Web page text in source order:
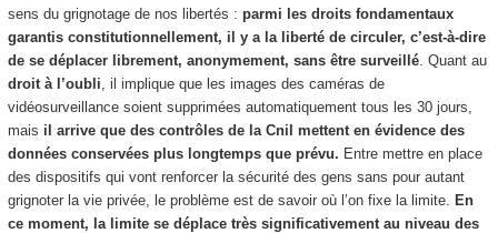
sens du grignotage de nos libertés : parmi les droits fondamentaux
garantis constitutionnellement, il y a la liberté de circuler, c’est-à-dire
de se déplacer librement, anonymement, sans être surveillé. Quant au
droit à l’oubli , il implique que les images des caméras de
vidéosurveillance soient supprimées automatiquement tous les 30 jours,
mais il arrive que des contrôles de la Cnil mettent en évidence des
données conservées plus longtemps que prévu. Entre mettre en place
des dispositifs qui vont renforcer la sécurité des gens sans pour autant
grignoter la vie privée, le problème est de savoir où l’on fixe la limite.
En
ce moment, la limite se déplace très significativement au niveau des